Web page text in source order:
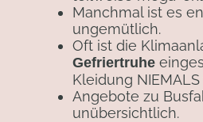
Manchmal ist es
ungemütlich.
Oft ist die
Gefriertruhe
Kleidung
Angebote zu
unübersichtlich.